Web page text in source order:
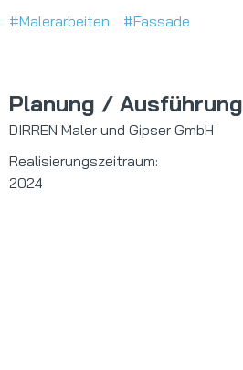
#Malerarbeiten #Fassade
Planung / Ausführung
DIRREN Maler und Gipser GmbH
Realisierungszeitraum:
2024